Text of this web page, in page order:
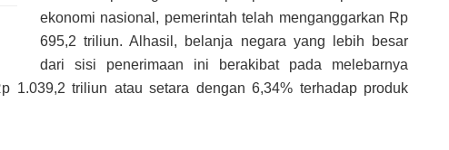
ekonomi nasional, pemerintah telah menganggarkan Rp
695,2 triliun. Alhasil, belanja negara yang lebih besar
dari sisi penerimaan ini berakibat pada melebarnya
1.039,2 triliun atau setara dengan 6,34% terhadap produk